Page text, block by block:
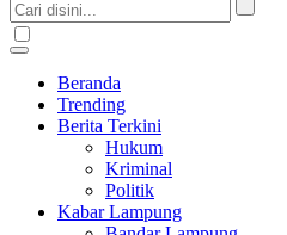
Beranda
Trending
Berita Terkini
Hukum
Kriminal
Politik
Kabar Lampung